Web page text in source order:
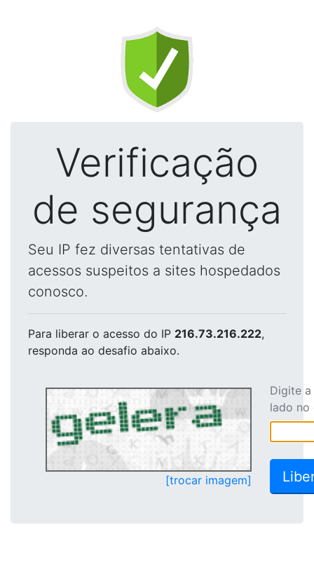
Verificação
de segurança
Seu IP fez diversas tentativas de
acessos suspeitos a sites hospedados
conosco.
Para liberar o acesso do IP 216.73.216.222,
responda ao desafio abaixo.
[trocar imagem]
Digite
lado no